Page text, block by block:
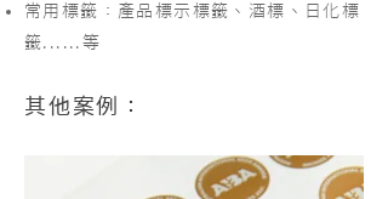
常用標籤：產品標示標籤、酒標、日化標
籤......等
其他案例：